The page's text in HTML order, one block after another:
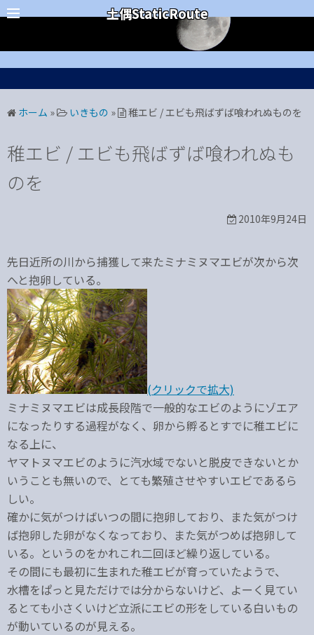
コ
ン
ス
ッ
土偶StaticRoute
カテゴリー
ホーム » いきもの » 稚エビ / エビも飛ばずば喰われぬものを
稚エビ / エビも飛ばずば喰われぬも
のを
2010年9月24日
先日近所の川から捕獲して来たミナミヌマエビが次から次
へと抱卵している。
(クリックで拡大)
ミナミヌマエビは成長段階で一般的なエビのようにゾエア
になったりする過程がなく、卵から孵るとすでに稚エビに
なる上に、
ヤマトヌマエビのように汽水域でないと脱皮できないとか
いうことも無いので、とても繁殖させやすいエビであるら
しい。
確かに気がつけばいつの間に抱卵しており、また気がつけ
ば抱卵した卵がなくなっており、また気がつめば抱卵して
いる。というのをかれこれ二回ほど繰り返している。
その間にも最初に生まれた稚エビが育っていたようで、
水槽をぱっと見ただけでは分からないけど、よーく見てい
るとても小さくいけど立派にエビの形をしている白いもの
が動いているのが見える。